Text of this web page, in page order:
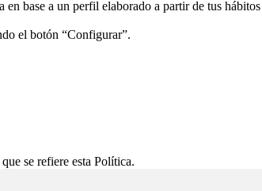
base a un perfil elaborado a partir de tus
el botón “Configurar”.
se refiere esta Política.